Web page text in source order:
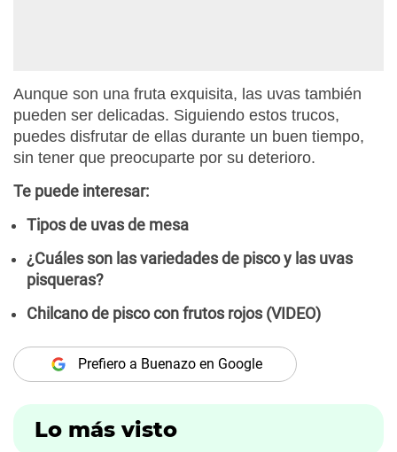
Aunque son una fruta exquisita, las uvas también
pueden ser delicadas. Siguiendo estos trucos,
puedes disfrutar de ellas durante un buen tiempo,
sin tener que preocuparte por su deterioro.
Te puede interesar:
Tipos de uvas de mesa
¿Cuáles son las variedades de pisco y las uvas
pisqueras?
Chilcano de pisco con frutos rojos (VIDEO)
Prefiero a Buenazo en Google
Lo más visto